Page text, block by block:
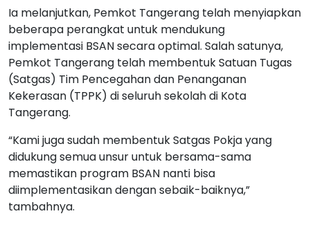
Ia melanjutkan, Pemkot Tangerang telah menyiapkan
beberapa perangkat untuk mendukung
implementasi BSAN secara optimal. Salah satunya,
Pemkot Tangerang telah membentuk Satuan Tugas
(Satgas) Tim Pencegahan dan Penanganan
Kekerasan (TPPK) di seluruh sekolah di Kota
Tangerang.
“Kami juga sudah membentuk Satgas Pokja yang
didukung semua unsur untuk bersama-sama
memastikan program BSAN nanti bisa
diimplementasikan dengan sebaik-baiknya,”
tambahnya.